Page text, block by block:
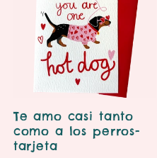
Te amo casi tanto
como a los perros-
tarjeta